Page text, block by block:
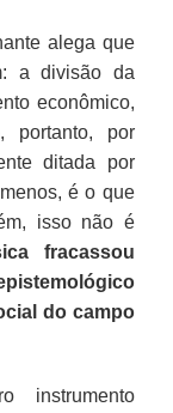
alega que
a divisão da
econômico,
portanto, por
ditada por
é o que
isso não é
fracassou
do campo
instrumento